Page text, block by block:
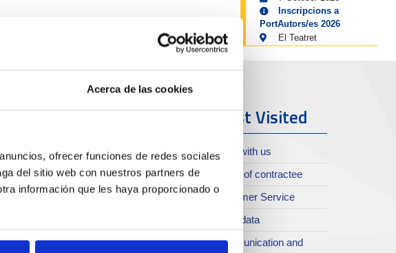
Acerca de las cookies
ofrecer funciones de redes sociales
del sitio web con nuestros partners de
información que les haya proporcionado o
Inscripcions a
PortAutors/es 2026
El Teatret
Delivery
Port & City
Moll de Costa
Port archive
Publications service
Port Museum
Most Visited
Work with us
Profile of contractee
Customer Service
Open data
Communication and